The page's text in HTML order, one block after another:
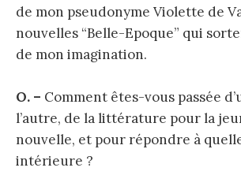
de mon pseudonyme Violette de
nouvelles “Belle-Epoque” qui
de mon imagination.
O. – Comment êtes-vous passée
l’autre, de la littérature pour la
nouvelle, et pour répondre à
intérieure ?